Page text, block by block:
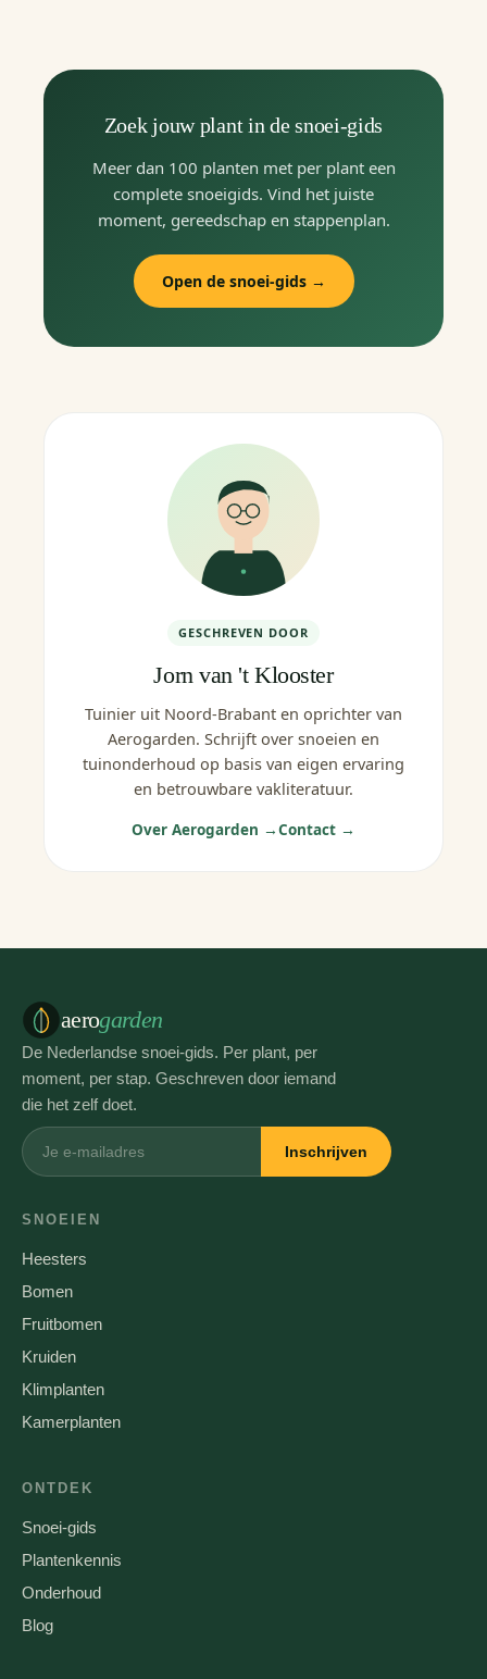
Zoek jouw plant in de snoei-gids
Meer dan 100 planten met per plant een
complete snoeigids. Vind het juiste
moment, gereedschap en stappenplan.
Open de snoei-gids →
GESCHREVEN DOOR
Jorn van 't Klooster
Tuinier uit Noord-Brabant en oprichter van
Aerogarden. Schrijft over snoeien en
tuinonderhoud op basis van eigen ervaring
en betrouwbare vakliteratuur.
Over Aerogarden →Contact →
aerogarden
De Nederlandse snoei-gids. Per plant, per
moment, per stap. Geschreven door iemand
die het zelf doet.
Inschrijven
SNOEIEN
Heesters
Bomen
Fruitbomen
Kruiden
Klimplanten
Kamerplanten
ONTDEK
Snoei-gids
Plantenkennis
Onderhoud
Blog